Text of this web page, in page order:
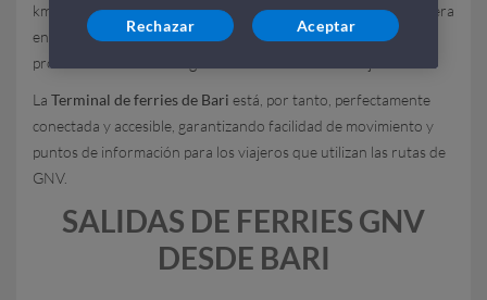
km), se puede llegar al puerto de Bari en taxi o autobús lanzadera
en unos 20 minutos: una solución perfecta para viajeros
procedentes de otras regiones italianas o del extranjero.
La Terminal de ferries de Bari está, por tanto, perfectamente
conectada y accesible, garantizando facilidad de movimiento y
puntos de información para los viajeros que utilizan las rutas de
GNV.
SALIDAS DE FERRIES GNV
DESDE BARI
Rechazar Aceptar